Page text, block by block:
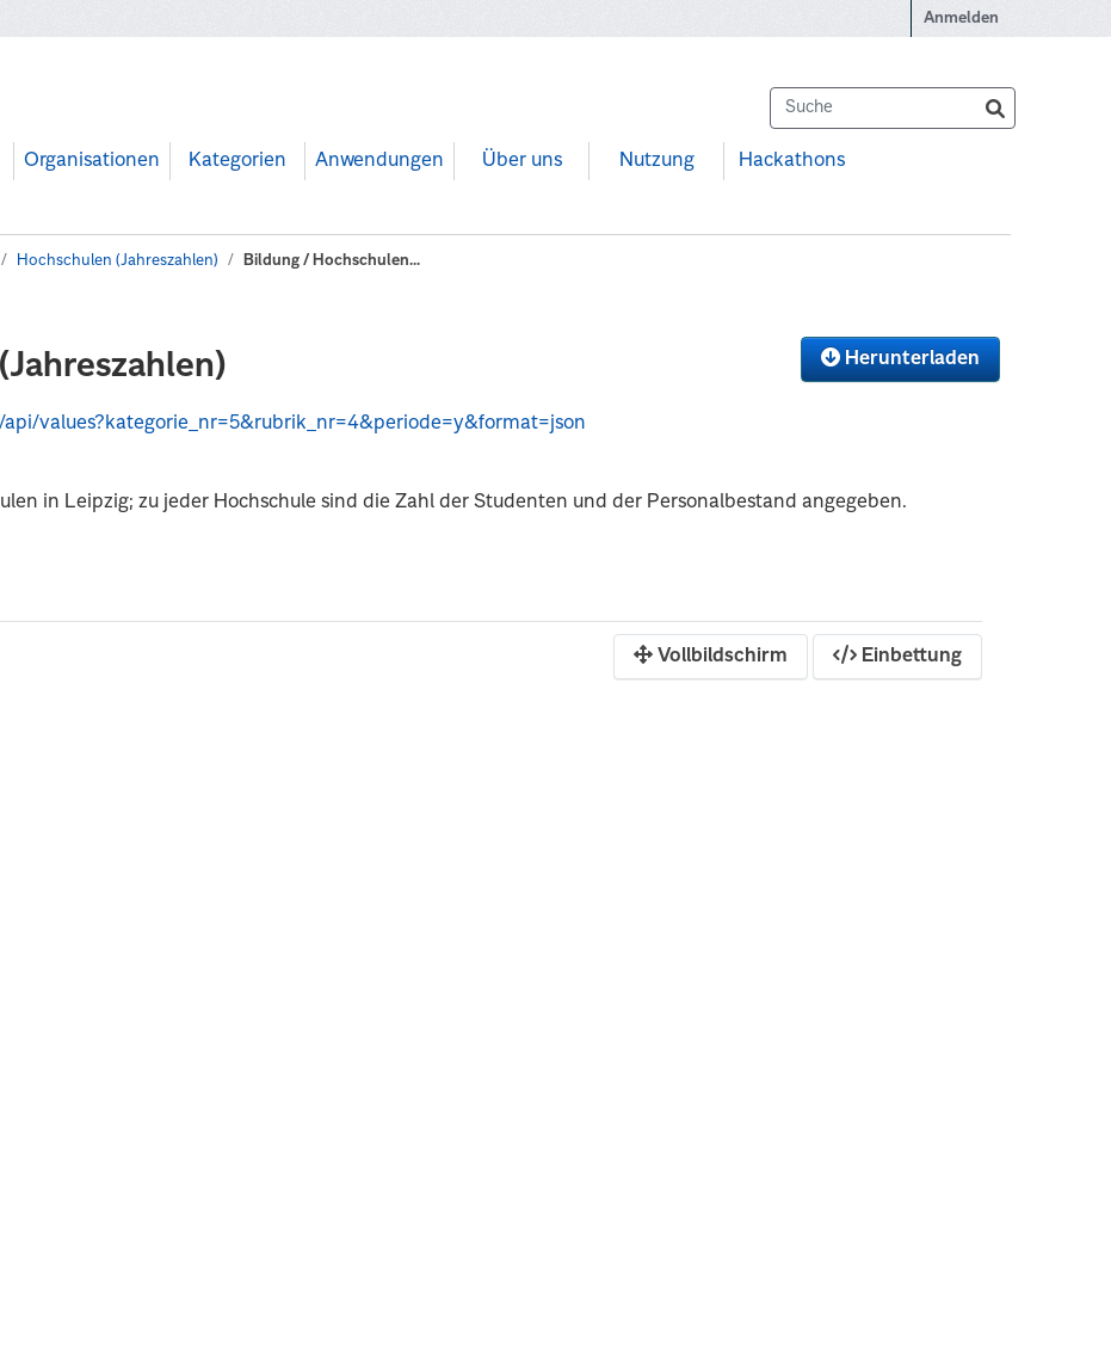
Anmelden
Organisationen Kategorien Anwendungen Über uns Nutzung Hackathons
Hochschulen (Jahreszahlen) Bildung / Hochschulen...
Herunterladen
values?kategorie_nr=5&rubrik_nr=4&periode=y&format=json
in Leipzig; zu jeder Hochschule sind die Zahl der Studenten und der Personalbestand angegeben.
Vollbildschirm Einbettung